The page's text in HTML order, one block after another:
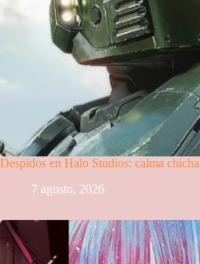
Despidos en Halo Studios: calma chicha
7 agosto, 2026